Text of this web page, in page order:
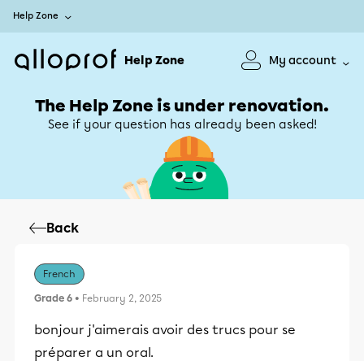
Help Zone
Help Zone My account
The Help Zone is under renovation.
See if your question has already been asked!
Back
French
Grade 6 • February 2, 2025
bonjour j'aimerais avoir des trucs pour se
préparer a un oral.